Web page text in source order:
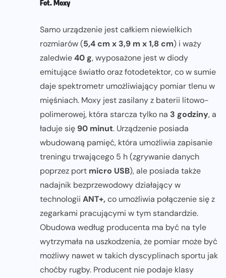
Fot. Moxy
Samo urządzenie jest całkiem niewielkich
rozmiarów (5,4 cm x 3,9 m x 1,8 cm) i waży
zaledwie40 g, wyposażone jest w diody
emitujące światło oraz fotodetektor, co w sumie
daje spektrometr umożliwiający pomiar tlenu w
mięśniach. Moxy jest zasilany z baterii litowo-
polimerowej, która starcza tylko na 3 godziny, a
ładuje się 90 minut. Urządzenie posiada
wbudowaną pamięć, która umożliwia zapisanie
treningu trwającego 5 h (zgrywanie danych
poprzez port micro USB), ale posiada także
nadajnik bezprzewodowy działający w
technologii ANT+, co umożliwia połączenie się z
zegarkami pracującymi w tym standardzie.
Obudowa według producenta ma być na tyle
wytrzymała na uszkodzenia, że pomiar może być
możliwy nawet w takich dyscyplinach sportu jak
choćby rugby. Producent nie podaje klasy